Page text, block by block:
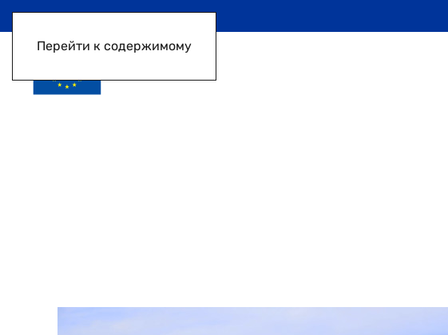
Перейти к содержимому